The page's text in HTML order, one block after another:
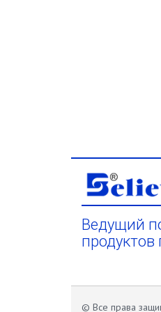
Ведущий
продуктов
© Все права